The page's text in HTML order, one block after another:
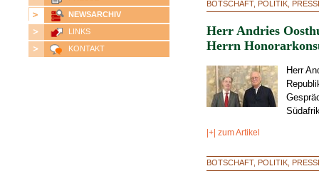
NEWSARCHIV
LINKS
KONTAKT
BOTSCHAFT, POLITIK,
Herr Andries
Herrn
Herr
|+| zum Artikel
BOTSCHAFT, POLITIK,